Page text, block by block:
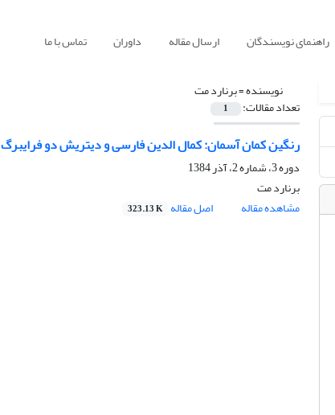
راهنمای نویسندگان ارسال مقاله داوران تماس با ما
نویسنده =برنارد مت
تعداد مقالات: 1
رنگین کمان آسمان: کمال الدین فارسی و دیتریش دو فرایبرگ
دوره 3، شماره 2، آذر 1384
برنارد مت
مشاهده مقاله
اصل مقاله 323.13 K